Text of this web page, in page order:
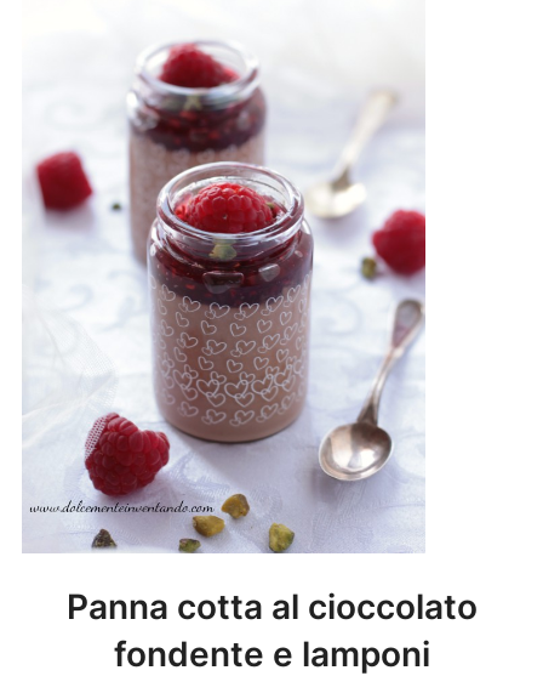
Panna cotta al cioccolato
fondente e lamponi